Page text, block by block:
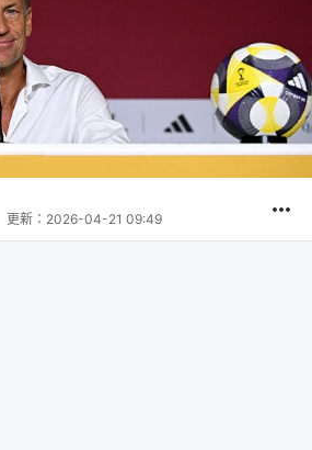
更新： 2026-04-21 09:49